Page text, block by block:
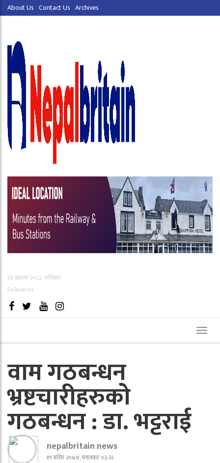
About Us Contact Us Archives
२३ श्रावण २०८३, शनिबार
Follow Us
वाम गठबन्धन
भ्रष्टचारीहरुको
गठबन्धन : डा. भट्टराई
nepalbritain news
१९ मंसिर २०७४, मंगलवार ०३:२२